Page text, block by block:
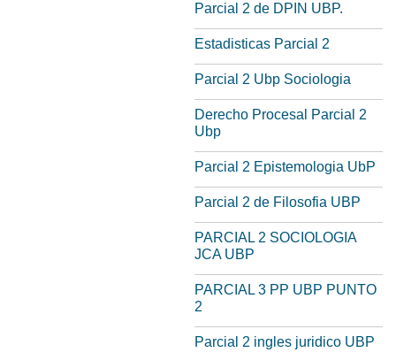
Parcial 2 de DPIN UBP.
Estadisticas Parcial 2
Parcial 2 Ubp Sociologia
Derecho Procesal Parcial 2
Ubp
Parcial 2 Epistemologia UbP
Parcial 2 de Filosofia UBP
PARCIAL 2 SOCIOLOGIA
JCA UBP
PARCIAL 3 PP UBP PUNTO
2
Parcial 2 ingles juridico UBP